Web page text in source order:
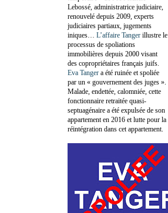
Lebossé, administratrice judiciaire,
renouvelé depuis 2009, experts
judiciaires partiaux, jugements
iniques… L’affaire Tanger illustre le
processus de spoliations
immobilières depuis 2000 visant
des copropriétaires français juifs.
Eva Tanger a été ruinée et spoliée
par un « gouvernement des juges ».
Malade, endettée, calomniée, cette
fonctionnaire retraitée quasi-
septuagénaire a été expulsée de son
appartement en 2016 et lutte pour la
réintégration dans cet appartement.